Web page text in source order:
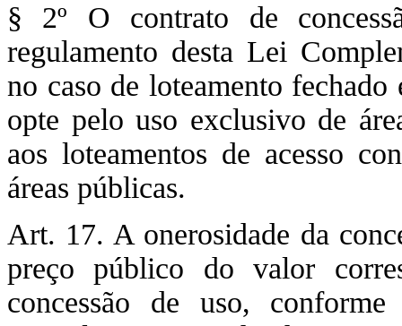
§ 2º O contrato de
regulamento desta Lei
no caso de loteamento
opte pelo uso exclusivo de
aos loteamentos de acesso
áreas públicas.
Art. 17. A onerosidade da
preço público do valor
concessão de uso,